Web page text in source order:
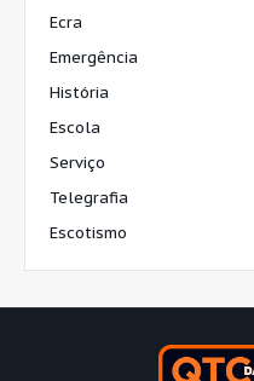
Ecra
Emergência
História
Escola
Serviço
Telegrafia
Escotismo